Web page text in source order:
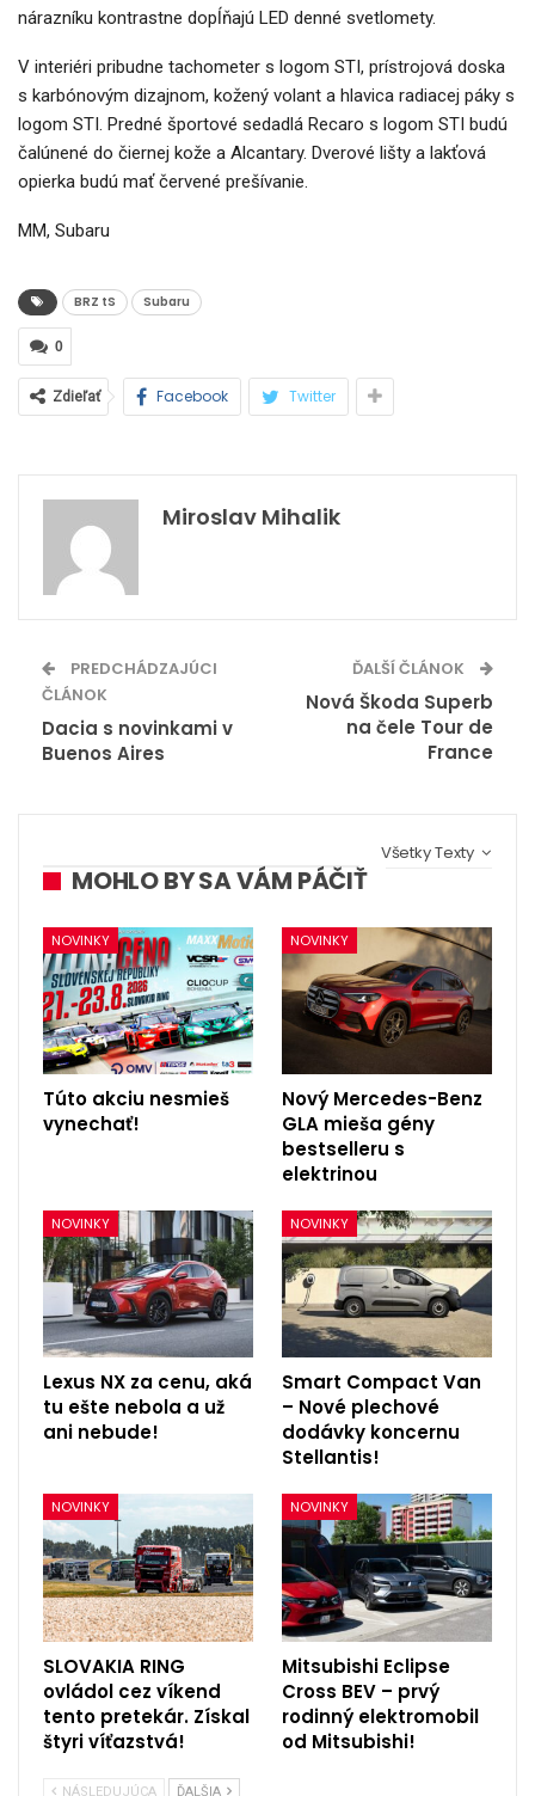
nárazníku kontrastne dopĺňajú LED denné svetlomety.
V interiéri pribudne tachometer s logom STI, prístrojová doska
s karbónovým dizajnom, kožený volant a hlavica radiacej páky s
logom STI. Predné športové sedadlá Recaro s logom STI budú
čalúnené do čiernej kože a Alcantary. Dverové lišty a lakťová
opierka budú mať červené prešívanie.
MM, Subaru
BRZ tS Subaru
0
Zdieľať Facebook Twitter
Miroslav Mihalik
PREDCHÁDZAJÚCI
ČLÁNOK
Dacia s novinkami v
Buenos Aires
ĎALŠÍ ČLÁNOK
Nová Škoda Superb
na čele Tour de
France
Všetky Texty
MOHLO BY SA VÁM PÁČIŤ
NOVINKY
Túto akciu nesmieš
vynechať!
NOVINKY
Nový Mercedes-Benz
GLA mieša gény
bestselleru s
elektrinou
NOVINKY
Lexus NX za cenu, aká
tu ešte nebola a už
ani nebude!
NOVINKY
Smart Compact Van
– Nové plechové
dodávky koncernu
Stellantis!
NOVINKY
SLOVAKIA RING
ovládol cez víkend
tento pretekár. Získal
štyri víťazstvá!
NOVINKY
Mitsubishi Eclipse
Cross BEV – prvý
rodinný elektromobil
od Mitsubishi!
NÁSLEDUJÚCA ĎALŠIA